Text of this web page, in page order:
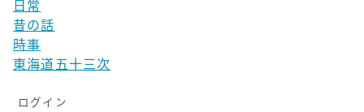
日常
昔の話
時事
東海道五十三次
ログイン